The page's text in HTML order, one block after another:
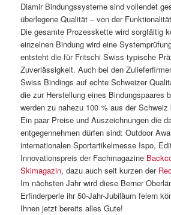
Diamir Bindungssysteme sind vollendet
überlegene Qualität – von der
Die gesamte Prozesskette wird sorgfältig
einzelnen Bindung wird eine
entsteht die für Fritschi Swiss typische
Zuverlässigkeit. Auch bei den
Swiss Bindings auf echte Schweizer
die zur Herstellung eines Bindungspaares
werden zu nahezu 100 % aus der Schweiz
Ein paar Preise und Auszeichnungen die
entgegennehmen dürfen sind: Outdoor
internationalen Sportartikelmesse Ispo,
Innovationspreis der Fachmagazine
Skimagazin, dazu auch seit kurzen der
Im nächsten Jahr wird diese Berner
Erfinderperle ihr 50-Jahr-Jubiläum feiern
Ihnen jetzt bereits alles Gute!